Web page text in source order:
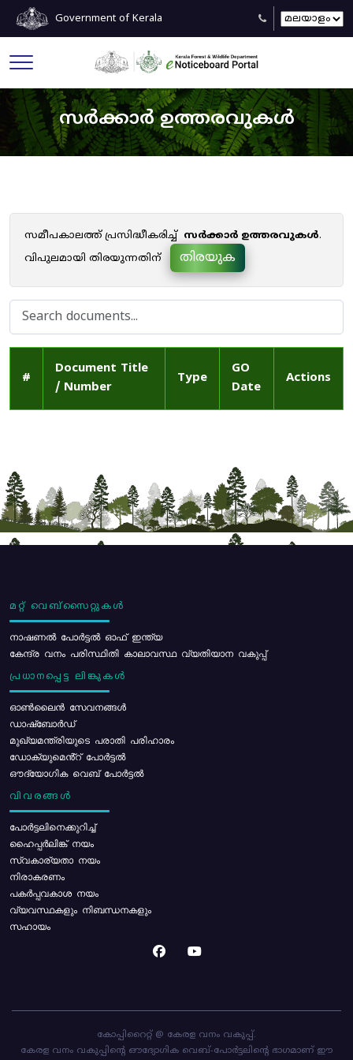
Government of Kerala
സർക്കാർ ഉത്തരവുകൾ
സമീപകാലത്ത് പ്രസിദ്ധീകരിച്ച് സർക്കാർ ഉത്തരവുകൾ.
വിപുലമായി തിരയുന്നതിന്
തിരയുക
#
Document Title
/ Number
Type
GO
Date
Actions
മറ്റ് വെബ്സൈറ്റുകൾ
നാഷണൽ പോർട്ടൽ ഓഫ് ഇന്ത്യ
കേന്ദ്ര വനം പരിസ്ഥിതി കാലാവസ്ഥ വ്യതിയാന വകുപ്പ്
പ്രധാനപ്പെട്ട ലിങ്കുകൾ
ഓൺലൈൻ സേവനങ്ങൾ
ഡാഷ്ബോർഡ്
മുഖ്യമന്ത്രിയുടെ പരാതി പരിഹാരം
ഡോക്യുമെൻ്റ് പോർട്ടൽ
ഔദ്യോഗിക വെബ് പോർട്ടൽ
വിവരങ്ങൾ
പോര്‍ട്ടലിനെക്കുറിച്ച്
ഹൈപ്പർലിങ്ക് നയം
സ്വകാര്യതാ നയം
നിരാകരണം
പകർപ്പവകാശ നയം
വ്യവസ്ഥകളും നിബന്ധനകളും
സഹായം
കോപ്പിറൈറ്റ് @ കേരള വനം വകുപ്പ്.
കേരള വനം വകുപ്പിന്റെ ഔദ്യോഗിക വെബ്-പോർട്ടലിന്റെ ഭാഗമാണ് ഈ